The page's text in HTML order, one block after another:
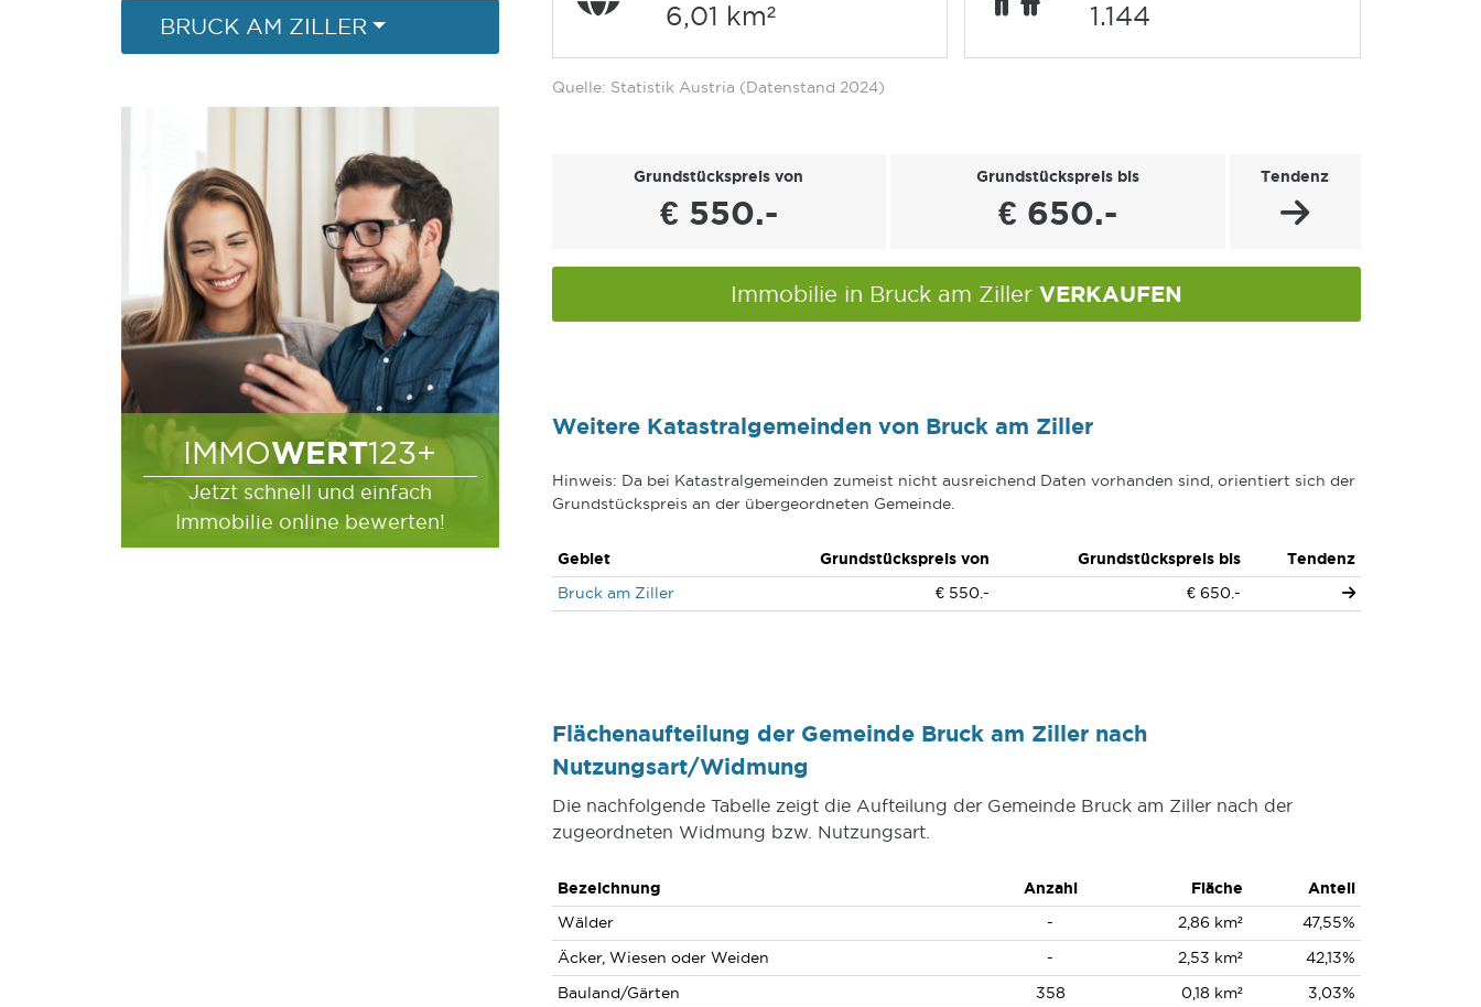
BRUCK AM ZILLER
IMMOWERT123+
Jetzt schnell und einfach
Immobilie online bewerten!
6,01 km² 1.144
Quelle: Statistik Austria (Datenstand 2024)
Grundstückspreis von
€ 550.-
Grundstückspreis bis
€ 650.-
Tendenz
Immobilie in Bruck am Ziller VERKAUFEN
Weitere Katastralgemeinden von Bruck am Ziller
Hinweis: Da bei Katastralgemeinden zumeist nicht ausreichend Daten vorhanden sind, orientiert sich der
Grundstückspreis an der übergeordneten Gemeinde.
Gebiet Grundstückspreis von Grundstückspreis bis
Tendenz
Bruck am Ziller
€ 550.- € 650.-
Flächenaufteilung der Gemeinde Bruck am Ziller nach
Nutzungsart/Widmung
Die nachfolgende Tabelle zeigt die Aufteilung der Gemeinde Bruck am Ziller nach der
zugeordneten Widmung bzw. Nutzungsart.
Bezeichnung Anzahl Fläche
Anteil
Wälder
- 2,86 km²
47,55%
Äcker, Wiesen oder Weiden
- 2,53 km²
42,13%
Bauland/Gärten
358 0,18 km²
3,03%